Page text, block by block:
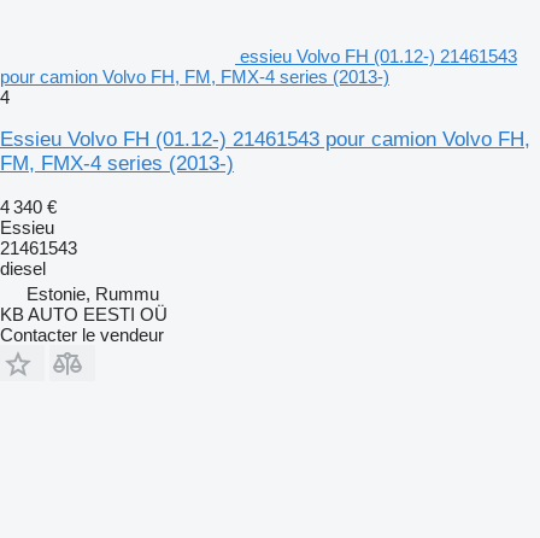
essieu Volvo FH (01.12-) 21461543
pour camion Volvo FH, FM, FMX-4 series (2013-)
4
Essieu Volvo FH (01.12-) 21461543 pour camion Volvo FH,
FM, FMX-4 series (2013-)
4 340 €
Essieu
21461543
diesel
Estonie, Rummu
KB AUTO EESTI OÜ
Contacter le vendeur